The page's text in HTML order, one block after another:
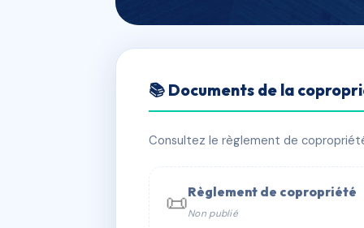
SDC 21 RUE
📍 21 Rue Nationale 95260
📞 Contacter Syndic Digital
📚 Documents de la
Consultez le règlement de
📜Règlement de copropriété
Non publié